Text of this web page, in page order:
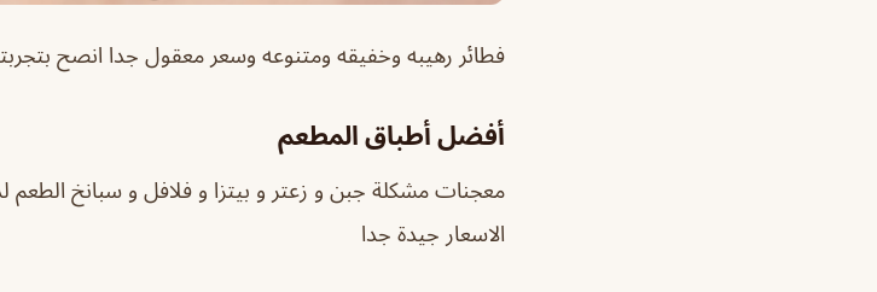
فطائر رهيبه وخفيقه ومتنوعه وسعر معقول جدا انصح
أفضل أطباق المطعم
معجنات مشكلة جبن و زعتر و بيتزا و فلافل و سبانخ الطعم
الاسعار جيدة جدا